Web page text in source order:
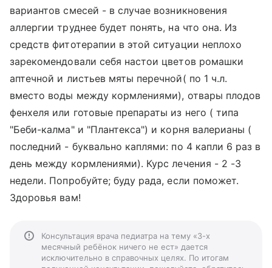
вариантов смесей - в случае возникновения
аллергии труднее будет понять, на что она. Из
средств фитотерапии в этой ситуации неплохо
зарекомендовали себя настои цветов ромашки
аптечной и листьев мяты перечной( по 1 ч.л.
вместо воды между кормлениями), отвары плодов
фенхеля или готовые препараты из него ( типа
"Беби-калма" и "Плантекса") и корня валерианы (
последний - буквально каплями: по 4 капли 6 раз в
день между кормлениями). Курс лечения - 2 -3
недели. Попробуйте; буду рада, если поможет.
Здоровья вам!
Консультация врача педиатра на тему «3-х
месячный ребёнок ничего не ест» дается
исключительно в справочных целях. По итогам